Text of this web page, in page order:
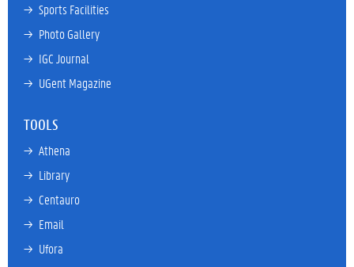
→ Sports Facilities
→ Photo Gallery
→ IGC Journal
→ UGent Magazine
TOOLS
→ Athena
→ Library
→ Centauro
→ Email
→ Ufora